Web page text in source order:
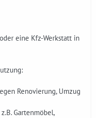
eine Kfz-Werkstatt in
Renovierung, Umzug
Gartenmöbel,